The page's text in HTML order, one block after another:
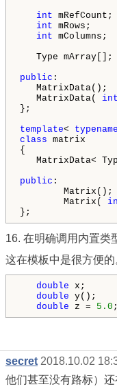
int mRefCount;
int mRows;
int mColumns;
Type mArray[];
public :
MatrixData();
MatrixData( int
};
template< typename
class matrix
{
MatrixData<
public :
Matrix();
Matrix(
16. 在明确调用内置类
这在模板中是很方便的
double
double
double z = 5.0
secret 2018.10.02
他们甚至没有路标）还